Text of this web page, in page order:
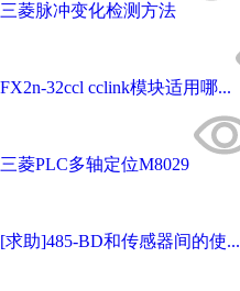
三菱脉冲变化检测方法
FX2n-32ccl cclink模块适用哪...
三菱PLC多轴定位M8029
[求助]485-BD和传感器间的使...